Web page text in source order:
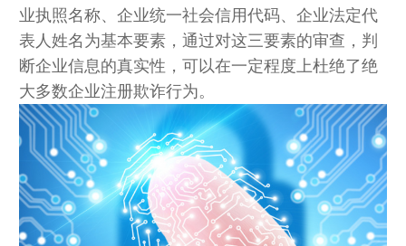
业执照名称、企业统一社会信用代码、企业法定代
表人姓名为基本要素，通过对这三要素的审查，判
断企业信息的真实性，可以在一定程度上杜绝了绝
大多数企业注册欺诈行为。